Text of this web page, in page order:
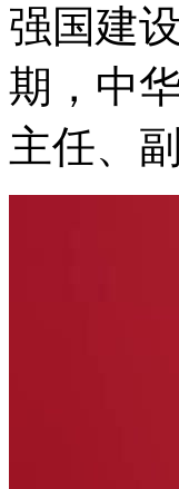
强国建
期，中
主任、